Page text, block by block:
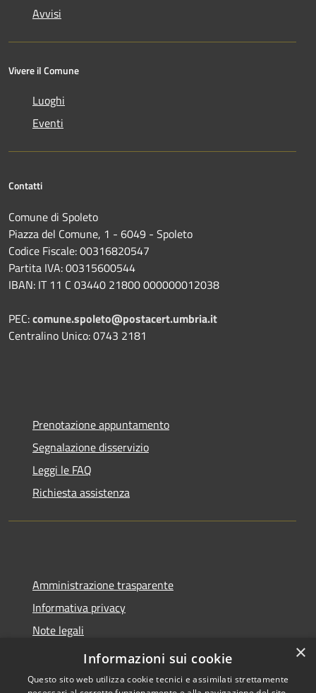
Avvisi
Vivere il Comune
Luoghi
Eventi
Contatti
Comune di Spoleto
Piazza del Comune, 1 - 6049 - Spoleto
Codice Fiscale: 00316820547
Partita IVA: 00315600544
IBAN: IT 11 C 03440 21800 000000012038
PEC:comune.spoleto@postacert.umbria.it
Centralino Unico: 0743 2181
Prenotazione appuntamento
Segnalazione disservizio
Leggi le FAQ
Richiesta assistenza
Amministrazione trasparente
Informativa privacy
Note legali
Dichiarazione di accessibilità
×
Informazioni sui cookie
Questo sito web utilizza cookie tecnici e assimilati strettamente